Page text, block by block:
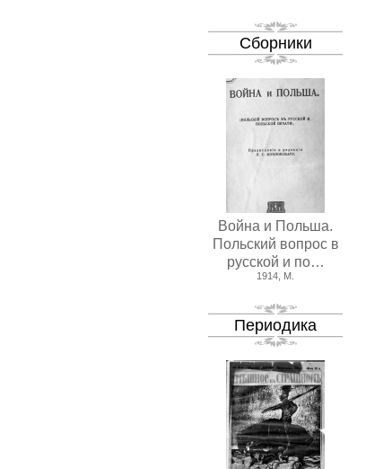
Сборники
Война и Польша.
Польский вопрос в
русской и по…
1914, М.
Периодика